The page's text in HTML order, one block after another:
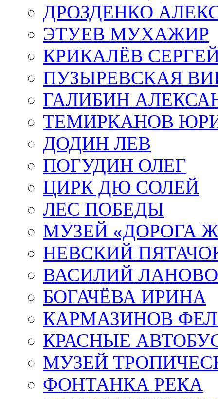
ДРОЗДЕНКО
ЭТУЕВ МУХАЖИР
КРИКАЛЁВ
ПУЗЫРЕВСКАЯ
ГАЛИБИН
ТЕМИРКАНОВ
ДОДИН ЛЕВ
ПОГУДИН ОЛЕГ
ЦИРК ДЮ СОЛЕЙ
ЛЕС ПОБЕДЫ
МУЗЕЙ «ДОРОГА
НЕВСКИЙ
ВАСИЛИЙ
БОГАЧЁВА ИРИНА
КАРМАЗИНОВ
КРАСНЫЕ
МУЗЕЙ
ФОНТАНКА РЕКА